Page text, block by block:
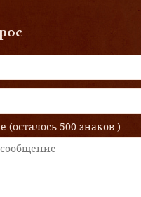
(осталось 500 знаков )